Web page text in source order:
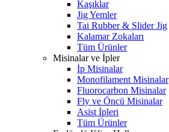
Kaşıklar
Jig Yemler
Tai Rubber & Slider Jig
Kalamar Zokaları
Tüm Ürünler
Misinalar ve İpler
İp Misinalar
Monofilament Misinalar
Fluorocarbon Misinalar
Fly ve Öncü Misinalar
Asist İpleri
Tüm Ürünler